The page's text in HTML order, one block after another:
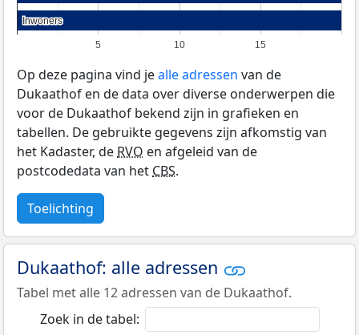
5 10 15
Inwoners
Inwoners
Op deze pagina vind jealle adressen van de
Dukaathof en de data over diverse onderwerpen die
voor de Dukaathof bekend zijn in grafieken en
tabellen. De gebruikte gegevens zijn afkomstig van
het Kadaster, deRVO en afgeleid van de
postcodedata van hetCBS.
Toelichting
Dukaathof: alle adressen
Tabel met alle 12 adressen van de Dukaathof.
Zoek in de tabel: